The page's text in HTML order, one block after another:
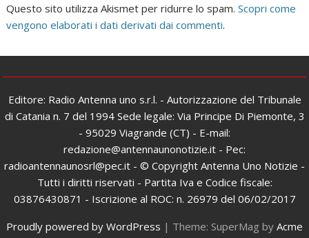
Questo sito utilizza Akismet per ridurre lo spam.Scopri come
vengono elaborati i dati derivati dai commenti.
Editore: Radio Antenna uno s.r.l. - Autorizzazione del Tribunale
di Catania n. 7 del 1994 Sede legale: Via Principe Di Piemonte, 3
- 95029 Viagrande (CT) - E-mail:
redazione@antennaunonotizie.it - Pec:
radioantennaunosrl@pec.it - © Copyright Antenna Uno Notizie -
Tutti i diritti riservati - Partita Iva e Codice fiscale:
03876430871 - Iscrizione al ROC: n. 26979 del 06/02/2017
Proudly powered by WordPress | Theme: SuperMag by Acme